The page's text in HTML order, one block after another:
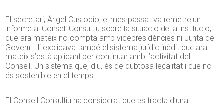
El secretari, Ángel Custodio, el mes passat va remetre un
informe al Consell Consultiu sobre la situació de la institució,
que ara mateix no compta amb vicepresidències ni Junta de
Govern. Hi explicava també el sistema jurídic inèdit que ara
mateix s’està aplicant per continuar amb l’activitat del
Consell. Un sistema que, diu, és de dubtosa legalitat i que no
és sostenible en el temps.
El Consell Consultiu ha considerat que es tracta d’una